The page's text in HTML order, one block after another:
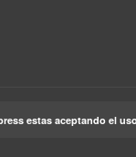
estas aceptando el